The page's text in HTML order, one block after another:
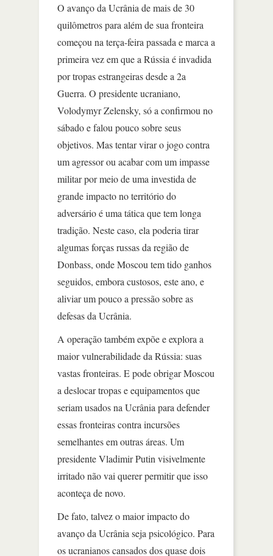
O avanço da Ucrânia de mais de 30
quilômetros para além de sua fronteira
começou na terça-feira passada e marca a
primeira vez em que a Rússia é invadida
por tropas estrangeiras desde a 2a
Guerra. O presidente ucraniano,
Volodymyr Zelensky, só a confirmou no
sábado e falou pouco sobre seus
objetivos. Mas tentar virar o jogo contra
um agressor ou acabar com um impasse
militar por meio de uma investida de
grande impacto no território do
adversário é uma tática que tem longa
tradição. Neste caso, ela poderia tirar
algumas forças russas da região de
Donbass, onde Moscou tem tido ganhos
seguidos, embora custosos, este ano, e
aliviar um pouco a pressão sobre as
defesas da Ucrânia.
A operação também expõe e explora a
maior vulnerabilidade da Rússia: suas
vastas fronteiras. E pode obrigar Moscou
a deslocar tropas e equipamentos que
seriam usados na Ucrânia para defender
essas fronteiras contra incursões
semelhantes em outras áreas. Um
presidente Vladimir Putin visivelmente
irritado não vai querer permitir que isso
aconteça de novo.
De fato, talvez o maior impacto do
avanço da Ucrânia seja psicológico. Para
os ucranianos cansados dos quase dois